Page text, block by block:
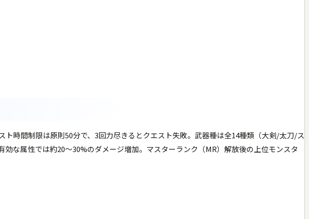
時間制限は原則50分で、3回力尽きるとクエスト失敗。武器種は全14種類（大剣/太刀/ス
な属性では約20〜30%のダメージ増加。マスターランク（MR）解放後の上位モンスタ